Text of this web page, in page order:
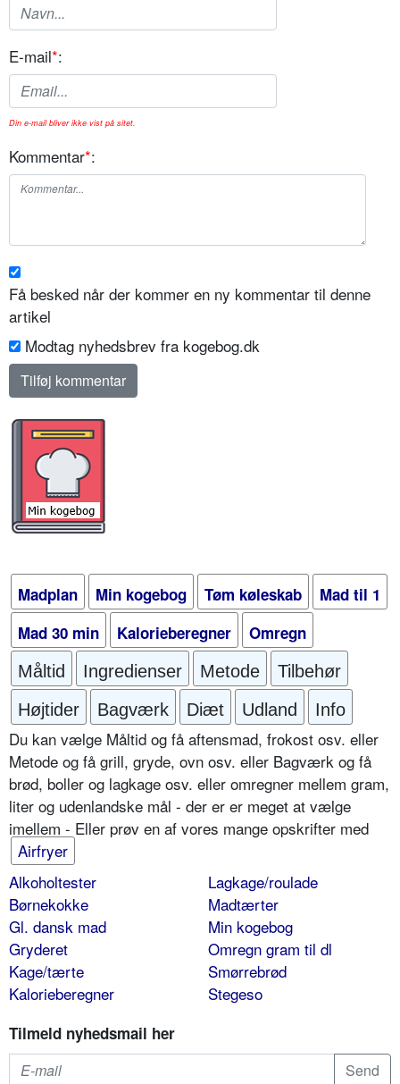
E-mail*:
Din e-mail bliver ikke vist på sitet.
Kommentar*:
Få besked når der kommer en ny kommentar til denne
artikel
Modtag nyhedsbrev fra kogebog.dk
Madplan Min kogebog Tøm køleskab
Mad til 1
Mad 30 min
Kalorieberegner Omregn
Måltid Ingredienser Metode
Tilbehør
Højtider
Bagværk Diæt Udland Info
Du kan vælge Måltid og få aftensmad, frokost osv. eller
Metode og få grill, gryde, ovn osv. eller Bagværk og få
brød, boller og lagkage osv. eller omregner mellem gram,
liter og udenlandske mål - der er er meget at vælge
imellem - Eller prøv en af vores mange opskrifter med
Airfryer
Alkoholtester
Børnekokke
Gl. dansk mad
Gryderet
Kage/tærte
Kalorieberegner
Lagkage/roulade
Madtærter
Min kogebog
Omregn gram til dl
Smørrebrød
Stegeso
Tilmeld nyhedsmail her